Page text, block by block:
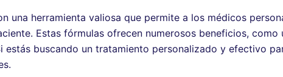
una herramienta valiosa que permite a los médicos
Estas fórmulas ofrecen numerosos beneficios, como
buscando un tratamiento personalizado y efectivo